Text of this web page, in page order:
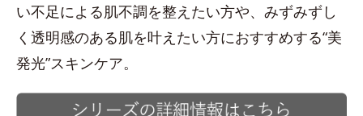
い不足による肌不調を整えたい方や、みずみずし
く透明感のある肌を叶えたい方におすすめする“美
発光”スキンケア。